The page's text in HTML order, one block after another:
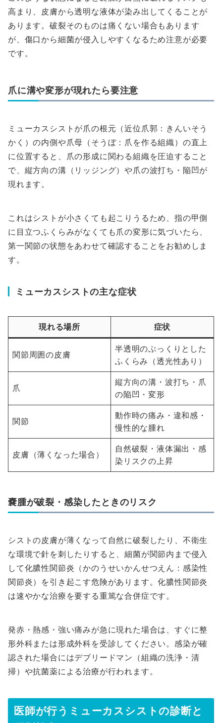
高まり、皮膚から透明な液体が染み出してくることが
あります。破裂そのものは痛くない場合もあります
が、傷口から細菌が侵入しやすくなるため注意が必要
です。
爪に溝や変形が現れたら要注意
ミューカスシストが爪の根元（近位爪郭：きんいそう
かく）の内側や爪母（そうぼ：爪を作る組織）の直上
に位置すると、爪の形成に関わる組織を圧迫すること
で、縦方向の溝（リッジング）や爪の波打ち・陥凹が
現れます。
これはシストが小さくても起こりうるため、指の甲側
に目立つふくらみがなくても爪の変形に気づいたら、
第一関節の状態をあわせて確認することをお勧めしま
す。
ミューカスシストの主な症状
現れる場所 症状
関節周囲の皮膚
半透明のぷっくりとした
ふくらみ（透光性あり）
爪
縦方向の溝・波打ち・爪
の陥凹・変形
関節
動作時の痛み・違和感・
慢性的な腫れ
皮膚（薄くなった場合）
自然破裂・液体漏出・感
染リスクの上昇
嚢腫が破裂・感染したときのリスク
シストの皮膚が薄くなって自然に破裂したり、不衛生
な環境で針を刺したりすると、細菌が関節内まで侵入
して化膿性関節炎（かのうせいかんせつえん：感染性
関節炎）を引き起こす危険があります。化膿性関節炎
は速やかな治療を要する重篤な合併症です。
発赤・熱感・強い痛みが急に現れた場合は、すぐに整
形外科または形成外科を受診してください。感染が確
認された場合にはデブリードマン（組織の洗浄・清
掃）や抗菌薬による治療が行われます。
医師が行うミューカスシストの診断と